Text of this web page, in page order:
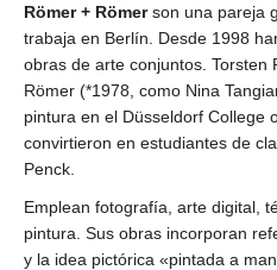
Römer + Römerson una pareja
trabaja en Berlín. Desde 1998
obras de arte conjuntos. Torsten
Römer (*1978, como Nina
pintura en el Düsseldorf College
convirtieron en estudiantes de
Penck.
Emplean fotografía, arte digital,
pintura. Sus obras incorporan
y la idea pictórica «pintada a